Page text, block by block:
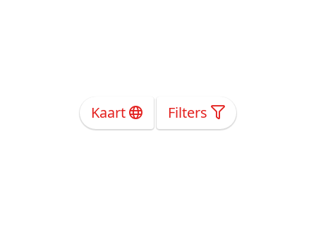
Kaart Filters